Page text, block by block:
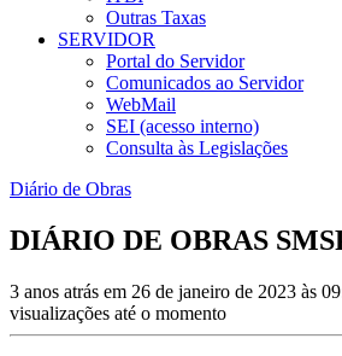
Outras Taxas
SERVIDOR
Portal do Servidor
Comunicados ao Servidor
WebMail
SEI (acesso interno)
Consulta às Legislações
Diário de Obras
DIÁRIO DE OBRAS
3 anos atrás em 26 de janeiro de 2023 às
visualizações até o momento